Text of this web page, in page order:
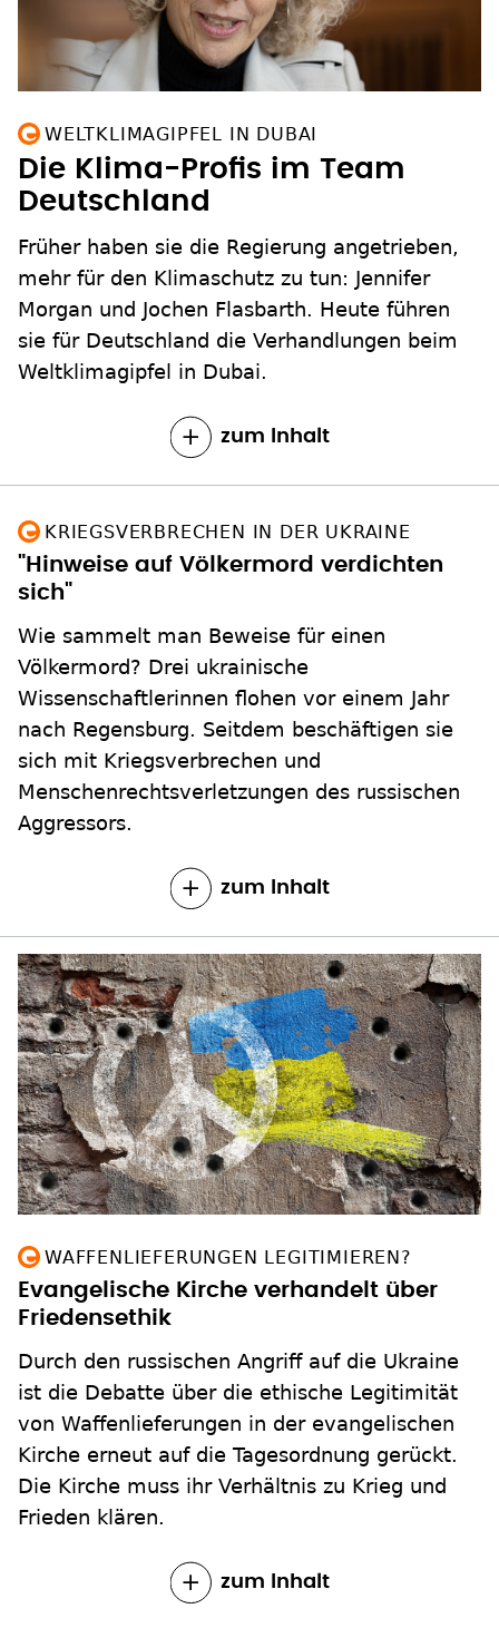
WELTKLIMAGIPFEL IN DUBAI
Die Klima-Profis im Team
Deutschland
Früher haben sie die Regierung angetrieben,
mehr für den Klimaschutz zu tun: Jennifer
Morgan und Jochen Flasbarth. Heute führen
sie für Deutschland die Verhandlungen beim
Weltklimagipfel in Dubai.
zum Inhalt
KRIEGSVERBRECHEN IN DER UKRAINE
"Hinweise auf Völkermord verdichten
sich"
Wie sammelt man Beweise für einen
Völkermord? Drei ukrainische
Wissenschaftlerinnen flohen vor einem Jahr
nach Regensburg. Seitdem beschäftigen sie
sich mit Kriegsverbrechen und
Menschenrechtsverletzungen des russischen
Aggressors.
zum Inhalt
WAFFENLIEFERUNGEN LEGITIMIEREN?
Evangelische Kirche verhandelt über
Friedensethik
Durch den russischen Angriff auf die Ukraine
ist die Debatte über die ethische Legitimität
von Waffenlieferungen in der evangelischen
Kirche erneut auf die Tagesordnung gerückt.
Die Kirche muss ihr Verhältnis zu Krieg und
Frieden klären.
zum Inhalt